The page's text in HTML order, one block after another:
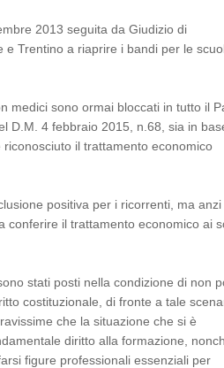
2013 seguita da Giudizio di
Trentino a riaprire i bandi per le
medici sono ormai bloccati in tutto il
D.M. 4 febbraio 2015, n.68, sia in
il trattamento economico
positiva per i ricorrenti, ma anzi
conferire il trattamento economico ai
stati posti nella condizione di non
costituzionale, di fronte a tale
che la situazione che si è
diritto alla formazione,
figure professionali essenziali per